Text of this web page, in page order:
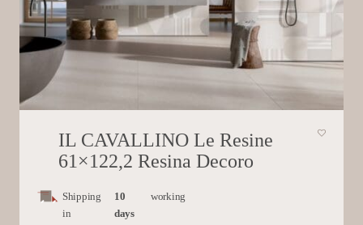
IL CAVALLINO Le Resine
61×122,2 Resina Decoro
Shipping
in
10
days
working